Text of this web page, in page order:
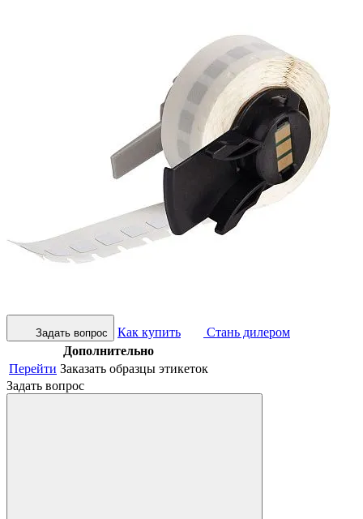
Задать вопрос Как купить
Стань дилером
Дополнительно
Перейти Заказать образцы этикеток
Задать вопрос